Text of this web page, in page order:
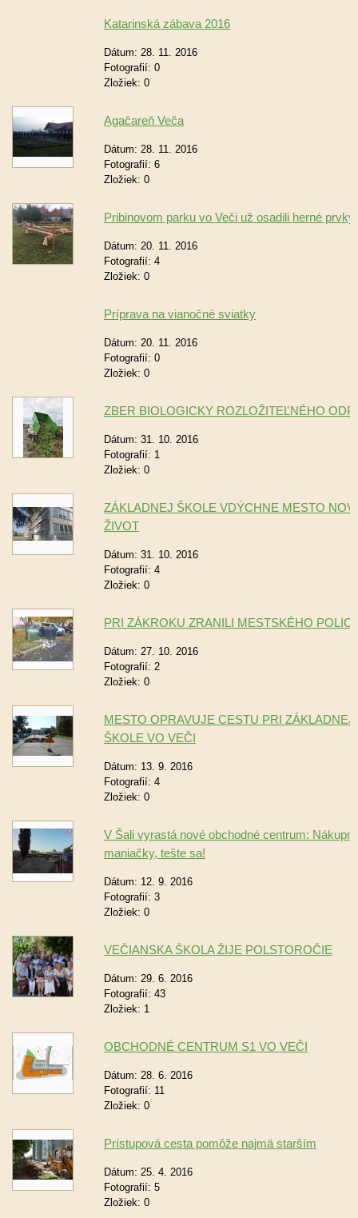
Katarinská zábava 2016
Dátum: 28. 11. 2016
Fotografií: 0
Zložiek: 0
Agačareň Veča
Dátum: 28. 11. 2016
Fotografií: 6
Zložiek: 0
Pribinovom parku vo Veči už osadili herné prvky
Dátum: 20. 11. 2016
Fotografií: 4
Zložiek: 0
Príprava na vianočné sviatky
Dátum: 20. 11. 2016
Fotografií: 0
Zložiek: 0
ZBER BIOLOGICKY ROZLOŽITEĽNÉHO
Dátum: 31. 10. 2016
Fotografií: 1
Zložiek: 0
ZÁKLADNEJ ŠKOLE VDÝCHNE MESTO
ŽIVOT
Dátum: 31. 10. 2016
Fotografií: 4
Zložiek: 0
PRI ZÁKROKU ZRANILI MESTSKÉHO
Dátum: 27. 10. 2016
Fotografií: 2
Zložiek: 0
MESTO OPRAVUJE CESTU PRI ZÁKLADNEJ
ŠKOLE VO VEČI
Dátum: 13. 9. 2016
Fotografií: 4
Zložiek: 0
V Šali vyrastá nové obchodné centrum:
maniačky, tešte sa!
Dátum: 12. 9. 2016
Fotografií: 3
Zložiek: 0
VEČIANSKA ŠKOLA ŽIJE POLSTOROČIE
Dátum: 29. 6. 2016
Fotografií: 43
Zložiek: 1
OBCHODNÉ CENTRUM S1 VO VEČI
Dátum: 28. 6. 2016
Fotografií: 11
Zložiek: 0
Prístupová cesta pomôže najmä starším
Dátum: 25. 4. 2016
Fotografií: 5
Zložiek: 0